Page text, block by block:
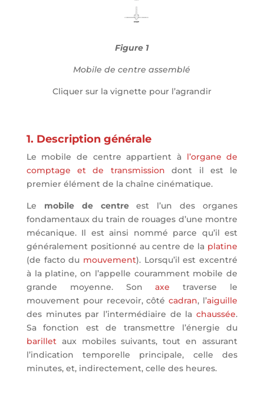
Figure 1
Mobile de centre assemblé
Cliquer sur la vignette pour l’agrandir
1. Description générale
Le mobile de centre appartient à l’organe de
comptage et de transmission dont il est le
premier élément de la chaîne cinématique.
Le mobile de centreest l’un des organes
fondamentaux du train de rouages d’une montre
mécanique. Il est ainsi nommé parce qu’il est
généralement positionné au centre de la platine
(de facto du mouvement). Lorsqu’il est excentré
à la platine, on l’appelle couramment mobile de
grande moyenne. Sonaxe traverse le
mouvement pour recevoir, côtécadran, l’aiguille
des minutes par l’intermédiaire de lachaussée.
Sa fonction est de transmettre l’énergie du
barilletaux mobiles suivants, tout en assurant
l’indication temporelle principale, celle des
minutes, et, indirectement, celle des heures.